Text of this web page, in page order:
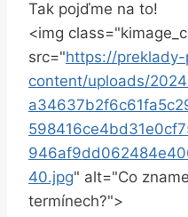
Tak pojďme⁣ na to!
<img
src="https://
content/uploads/
40.jpg" alt="Co
termínech?">